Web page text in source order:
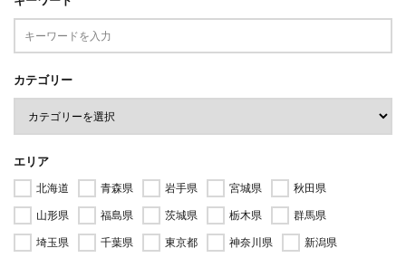
カテゴリー
エリア
北海道 青森県 岩手県 宮城県
秋田県
山形県
福島県 茨城県 栃木県
群馬県
埼玉県
千葉県 東京都 神奈川県
新潟県